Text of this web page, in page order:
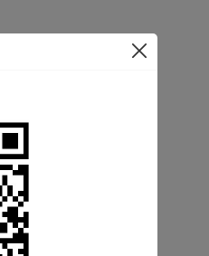
年的时间过去